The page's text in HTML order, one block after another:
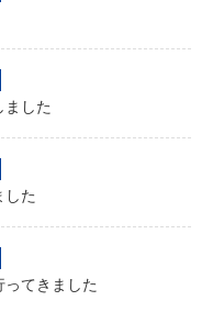
ました
した
てきました